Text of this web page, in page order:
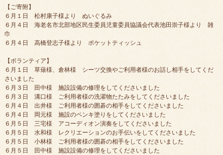
【ご寄附】
６月１日 松村康子様より ぬいぐるみ
６月４日 海老名市北部地区民生委員児童委員協議会代表池田崇子様より 雑
巾
６月４日 高橋登志子様より ポケットティッシュ
【ボランティア】
６月１日 草薙様、倉林様 シーツ交換やご利用者様のお話し相手をしてくだ
さいました
６月３日 田中様 施設設備の修理をしてくださいました
６月３日 溝口様 ご利用者様の洗濯物たたみをしてくださいました
６月４日 出井様 ご利用者様の囲碁の相手をしてくださいました
６月４日 岡元様 施設のペンキ塗りをしてくださいました
６月５日 三宅様 アコーディオン演奏をしてくださいました
６月５日 水和様 レクリエーションのお手伝いをしてくださいました
６月５日 小林様 ご利用者様の囲碁の相手をしてくださいました
６月５日 田中様 施設設備の修理をしてくださいました